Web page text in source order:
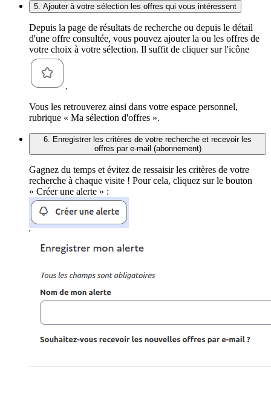
5. Ajouter à votre sélection les offres qui vous intéressent
Depuis la page de résultats de recherche ou depuis le détail
d'une offre consultée, vous pouvez ajouter la ou les offres de
votre choix à votre sélection. Il suffit de cliquer sur l'icône
.
Vous les retrouverez ainsi dans votre espace personnel,
rubrique « Ma sélection d'offres ».
6. Enregistrer les critères de votre recherche et recevoir les
offres par e-mail (abonnement)
Gagnez du temps et évitez de ressaisir les critères de votre
recherche à chaque visite ! Pour cela, cliquez sur le bouton
« Créer une alerte » :